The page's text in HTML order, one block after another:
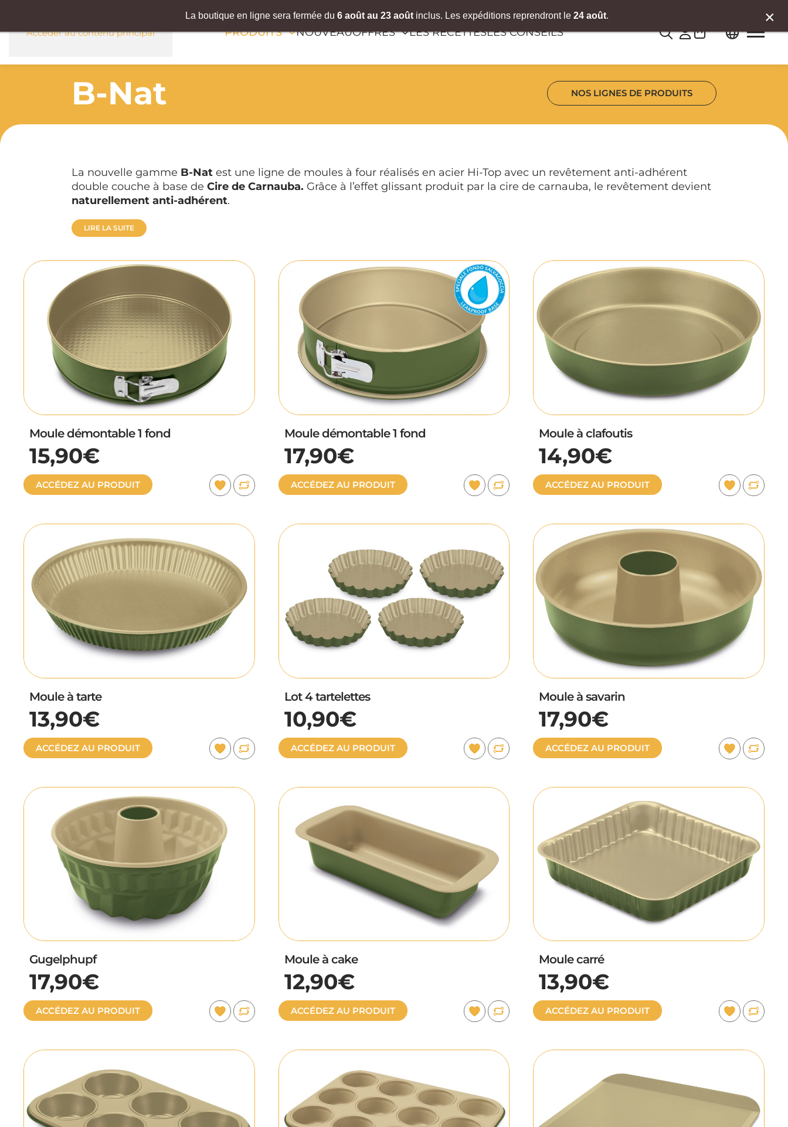
Accéder au contenu principal PRODUITS NOUVEAUOFFRES LES RECETTESLES CONSEILS
B-Nat NOS LIGNES DE PRODUITS
La nouvelle gamme B-Nat est une ligne de moules à four réalisés en acier Hi-Top avec un revêtement anti-adhérent
double couche à base de Cire de Carnauba. Grâce à l’effet glissant produit par la cire de carnauba, le revêtement devient
naturellement anti-adhérent.
LIRE LA SUITE
Moule démontable 1 fond
15,90€
ACCÉDEZ AU PRODUIT
Moule démontable 1 fond
17,90€
ACCÉDEZ AU PRODUIT
Moule à clafoutis
14,90€
ACCÉDEZ AU PRODUIT
Moule à tarte
13,90€
ACCÉDEZ AU PRODUIT
Lot 4 tartelettes
10,90€
ACCÉDEZ AU PRODUIT
Moule à savarin
17,90€
ACCÉDEZ AU PRODUIT
Gugelphupf
17,90€
ACCÉDEZ AU PRODUIT
Moule à cake
12,90€
ACCÉDEZ AU PRODUIT
Moule carré
13,90€
ACCÉDEZ AU PRODUIT
×
La boutique en ligne sera fermée du 6 août au 23 août inclus. Les expéditions reprendront le 24 août.